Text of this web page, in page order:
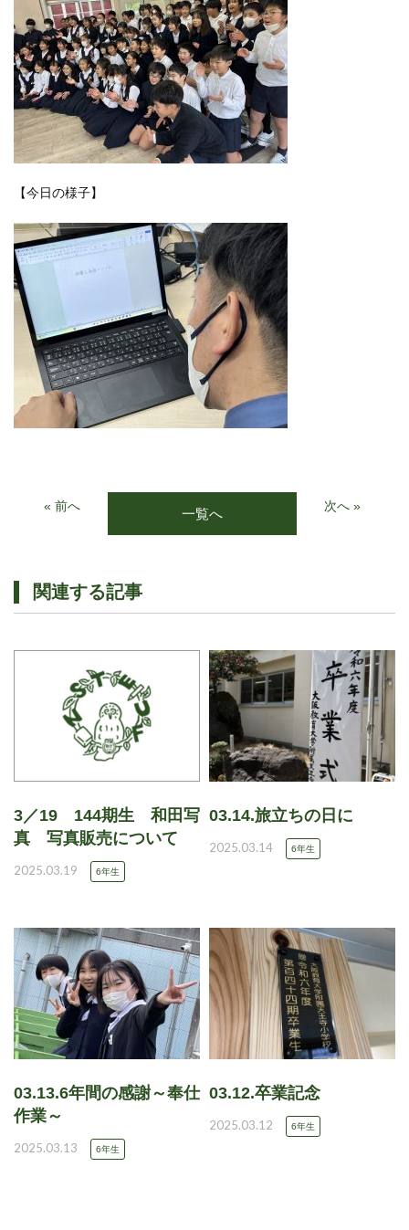
【今日の様子】
« 前へ 一覧へ 次へ »
関連する記事
3／19 144期生 和田写
真 写真販売について
2025.03.19 6年生
03.14.旅立ちの日に
2025.03.14 6年生
03.13.6年間の感謝～奉仕
作業～
2025.03.13 6年生
03.12.卒業記念
2025.03.12 6年生